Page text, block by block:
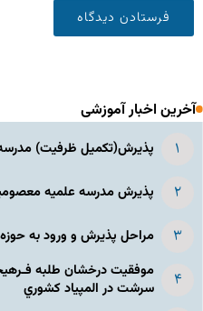
آخرین اخبار آموزشی
پذیرش(تکمیل ظرفیت)
پذیرش مدرسه علمیه
مراحل پذیرش و ورود به
موفقیت درخشان طلبه
سرشت در المپياد كشوري